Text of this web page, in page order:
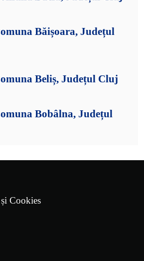
Băișoara, Județul
Beliș, Județul Cluj
Bobâlna, Județul
Cookies